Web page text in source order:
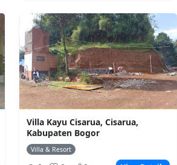
Villa Kayu Cisarua, Cisarua,
Kabupaten Bogor
Villa & Resort